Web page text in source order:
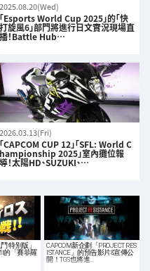
2025.08.20(Wed)
「Esports World Cup 2025」的「快
打旋風6」部門將進行日文實況現場直
播！Battle Hub…
2026.03.13(Fri)
「CAPCOM CUP 12」「SFL: World C
hampionship 2025」室內攤位報
導！太陽HD、SUZUKI、…
特別版」
的「賽菲羅
CAPCOM新企劃「PROJECT RES
ISTANCE」的預告影片&宣傳公
開！TGS也將進…